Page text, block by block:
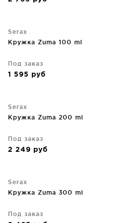
Serax
Кружка Zuma 100 ml
Под заказ
1 595 руб
Serax
Кружка Zuma 200 ml
Под заказ
2 249 руб
Serax
Кружка Zuma 300 ml
Под заказ